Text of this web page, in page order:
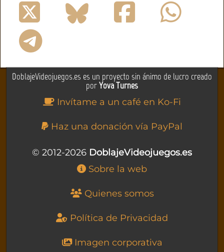
DoblajeVideojuegos.es es un proyecto sin ánimo de lucro creado
porYova Turnes
Invítame a un café en Ko-Fi
Haz una donación vía PayPal
© 2012-2026 DoblajeVideojuegos.es
Sobre la web
Quienes somos
Política de Privacidad
Imagen corporativa